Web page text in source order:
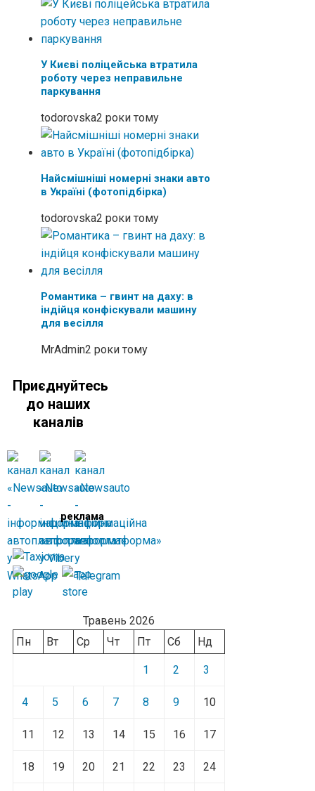
У Києві поліцейська втратила
роботу через неправильне
паркування
todorovska2 роки тому
Найсмішніші номерні знаки авто
в Україні (фотопідбірка)
todorovska2 роки тому
Романтика – гвинт на даху: в
індійця конфіскували машину
для весілля
MrAdmin2 роки тому
Приєднуйтесь
до наших
каналів
реклама
Травень 2026
Пн
Вт Ср Чт Пт Сб Нд
1 2 3
4 5 6 7 8 9 10
11 12 13 14 15 16 17
18 19 20 21 22 23 24